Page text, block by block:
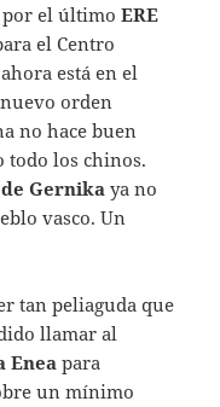
por el últimoERE
el Centro
está en el
orden
no hace buen
los chinos.
Gernika ya no
vasco. Un
tan peliaguda que
llamar al
Enea para
un mínimo